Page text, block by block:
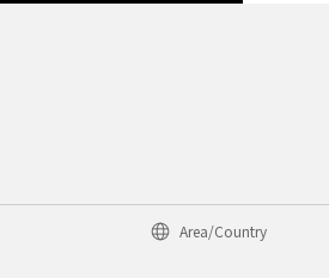
Area/Country